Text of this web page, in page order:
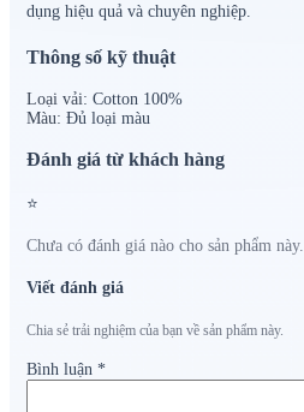
dụng hiệu quả và chuyên nghiệp.
Thông số kỹ thuật
Loại vải: Cotton 100%
Màu: Đủ loại màu
Đánh giá từ khách hàng
⭐
Chưa có đánh giá nào cho sản phẩm này.
Viết đánh giá
Chia sẻ trải nghiệm của bạn về sản phẩm này.
Bình luận *